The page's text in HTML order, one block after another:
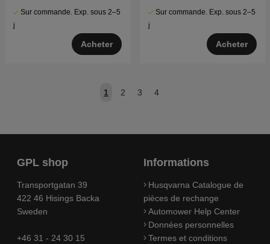
Sur commande. Exp. sous 2–5
j
Acheter
Sur commande. Exp. sous 2–5
j
Acheter
1 2 3 4
GPL shop
Transportgatan 39
422 46 Hisings Backa
Sweden
+46 31 - 24 30 15
Informations
Husqvarna Catalogue de
pièces de rechange
Automower Help Center
Données personnelles
Termes et conditions